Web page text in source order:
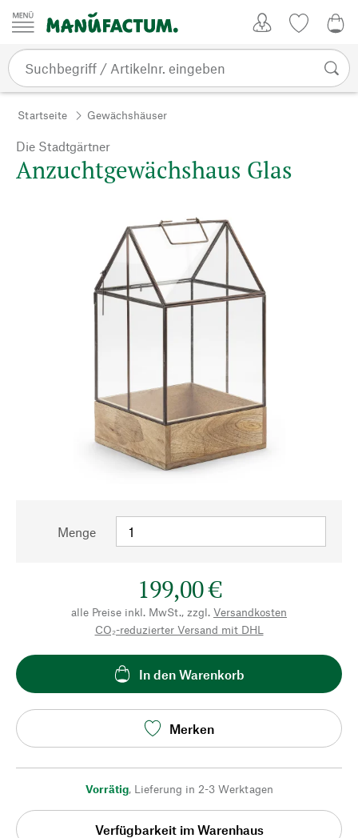
Zum Inhalt springen
Startseite Gewächshäuser
Die Stadtgärtner
Anzuchtgewächshaus Glas
Menge
199,00 €
alle Preise inkl. MwSt., zzgl. Versandkosten
CO₂-reduzierter Versand mit DHL
In den Warenkorb
Merken
Vorrätig, Lieferung in 2-3 Werktagen
Verfügbarkeit im Warenhaus